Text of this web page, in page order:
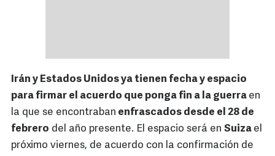
Irán y Estados Unidos ya tienen fecha y espacio
para firmar el acuerdo que ponga fin a la guerra en
la que se encontraban enfrascados desde el 28 de
febrero del año presente. El espacio será en Suiza el
próximo viernes, de acuerdo con la confirmación de